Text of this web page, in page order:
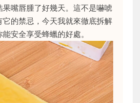
果嘴唇腫了好幾天。這不是嚇唬
它的禁忌，今天我就來徹底拆解
安全享受蜂蠟的好處。